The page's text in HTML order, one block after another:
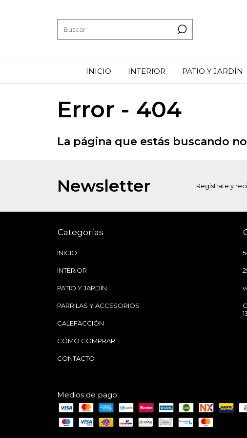
INICIO INTERIOR PATIO Y JARDÍN
Error - 404
La página que estás buscando
Newsletter Registrate y
Categorías
INICIO
INTERIOR
PATIO Y JARDÍN
PARRILAS Y ACCESORIOS
CALEFACCIÓN
CÓMO COMPRAR
CONTACTO
Medios de pago